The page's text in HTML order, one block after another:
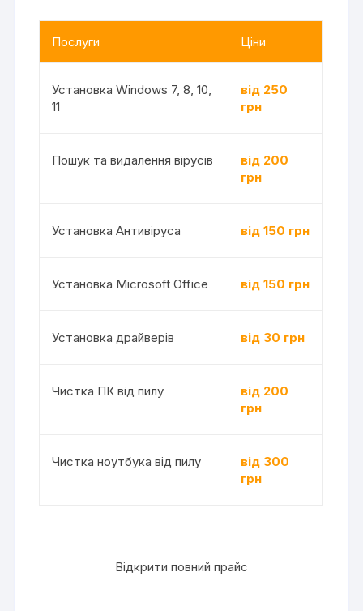
Послуги Ціни
Установка Windows 7, 8, 10,
11
від 250
грн
Пошук та видалення вірусів
від 200
грн
Установка Антивіруса від 150 грн
Установка Microsoft Office від 150 грн
Установка драйверів від 30 грн
Чистка ПК від пилу
від 200
грн
Чистка ноутбука від пилу
від 300
грн
Відкрити повний прайс